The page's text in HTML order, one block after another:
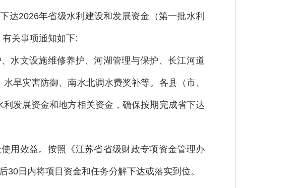
达2026年省级水利建设和发展资金（第一批水利
关事项通知如下:
水文设施维修养护、河湖管理与保护、长江河道
旱灾害防御、南水北调水费奖补等。各县（市、
发展资金和地方相关资金，确保按期完成省下达
用效益。按照《江苏省省级财政专项资金管理办
日内将项目资金和任务分解下达或落实到位。